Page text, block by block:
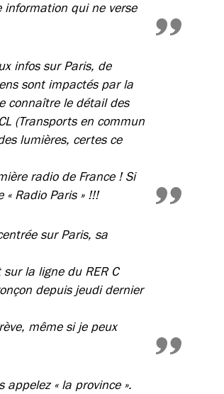
information qui ne verse
infos sur Paris, de
sont impactés par la
connaître le détail des
(Transports en commun
lumières, certes ce
radio de France ! Si
Radio Paris » !!!
sur Paris, sa
la ligne du RER C
depuis jeudi dernier
même si je peux
« la province ».